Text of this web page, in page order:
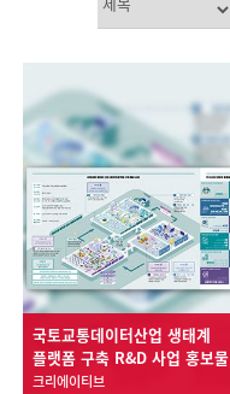
국토교통데이터산업 생태계
플랫폼 구축 R&D 사업 홍보물
크리에이티브